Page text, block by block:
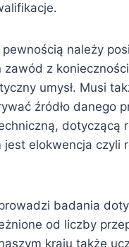
należy
z
umysł. Musi
źródło
elokwencja
badania
od liczby
kraju także